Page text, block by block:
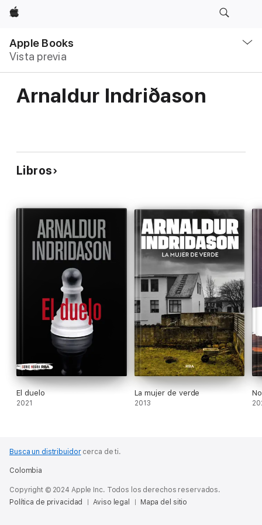
Apple
Apple Books
Vista previa
local
Abrir
Arnaldur Indriðason
Libros
El duelo
2021
La mujer de verde
2013
Busca un distribuidorcerca de ti.
Colombia
Copyright © 2024 Apple Inc. Todos los derechos reservados.
Política de privacidad
Aviso legal Mapa del sitio